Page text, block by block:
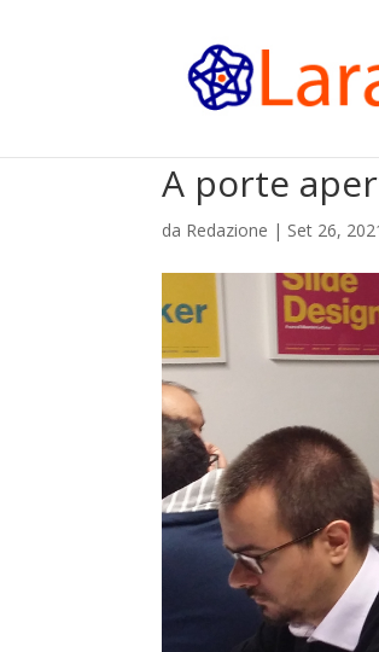
A porte
da Redazione | Set 26,